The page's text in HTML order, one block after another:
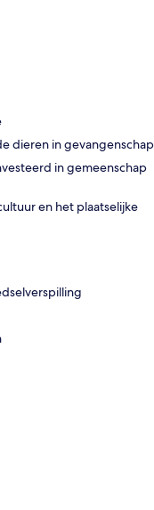
dieren in gevangenschap
in gemeenschap
en het plaatselijke